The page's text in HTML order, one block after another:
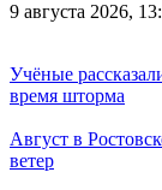
9 августа 2026,
Учёные
время шторма
Август в
ветер